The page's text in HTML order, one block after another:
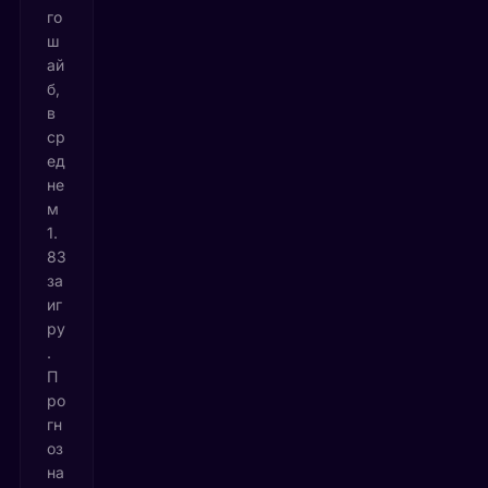
го
ш
ай
б,
в
ср
ед
не
м
1.
83
за
иг
ру
.
П
ро
гн
оз
на